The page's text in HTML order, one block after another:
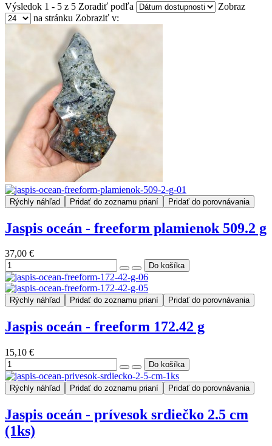
Výsledok 1 - 5 z 5 Zoradiť podľa
Zobraz
na stránku Zobraziť v:
Rýchly náhľad Pridať do zoznamu prianí Pridať do porovnávania
Jaspis oceán - freeform plamienok 509.2 g
37,00 €
Rýchly náhľad Pridať do zoznamu prianí Pridať do porovnávania
Jaspis oceán - freeform 172.42 g
15,10 €
Rýchly náhľad Pridať do zoznamu prianí Pridať do porovnávania
Jaspis oceán - prívesok srdiečko 2.5 cm
(1ks)